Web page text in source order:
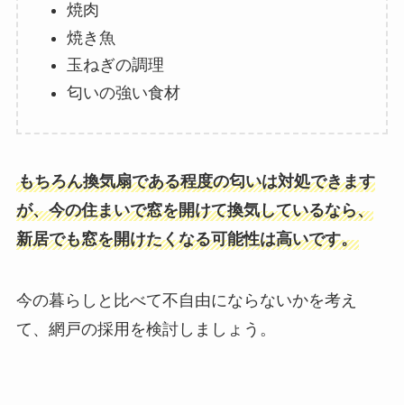
焼肉
焼き魚
玉ねぎの調理
匂いの強い食材
もちろん換気扇である程度の匂いは対処できます
が、今の住まいで窓を開けて換気しているなら、
新居でも窓を開けたくなる可能性は高いです。
今の暮らしと比べて不自由にならないかを考え
て、網戸の採用を検討しましょう。